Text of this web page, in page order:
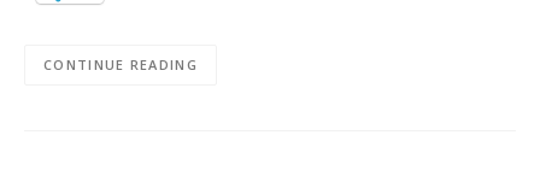
CONTINUE READING